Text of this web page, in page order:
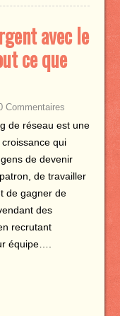
avec le
ce que
Commentaires
de réseau est une
qui
de devenir
de travailler
de gagner de
des
recrutant
équipe….